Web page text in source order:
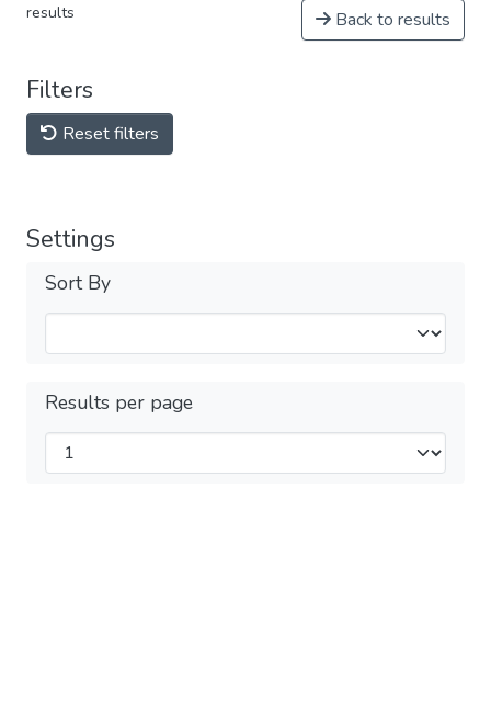
results Back to results
Filters
Reset filters
Settings
Sort By
Results per page